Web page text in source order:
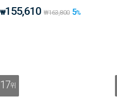
₩155,610 ₩163,800 5%
17위